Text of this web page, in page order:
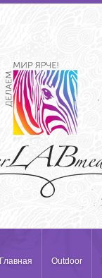
Главная Outdoor